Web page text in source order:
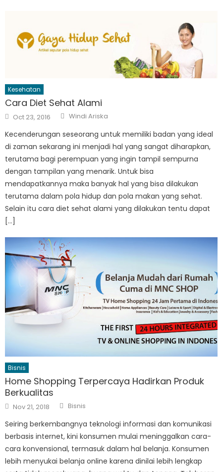
Kesehatan
Cara Diet Sehat Alami
Posted
on
Oct 23, 2016 Author
Windi Ariska
Kecenderungan seseorang untuk memiliki badan yang ideal
di zaman sekarang ini menjadi hal yang sangat diharapkan,
terutama bagi perempuan yang ingin tampil sempurna
dengan tampilan yang menarik. Untuk bisa
mendapatkannya maka banyak hal yang bisa dilakukan
terutama dalam pola hidup dan pola makan yang sehat.
Selain itu cara diet sehat alami yang dilakukan tentu dapat
[…]
Bisnis
Home Shopping Terpercaya Hadirkan Produk
Berkualitas
Posted
on
Nov 21, 2018 Author
Bisnis
Seiring berkembangnya teknologi informasi dan komunikasi
berbasis internet, kini konsumen mulai meninggalkan cara-
cara konvensional, termasuk dalam hal belanja. Konsumen
lebih menyukai belanja online karena dinilai lebih lengkap